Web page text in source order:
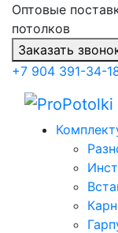
Оптовые
потолков
Заказать
+7 904 391-34-